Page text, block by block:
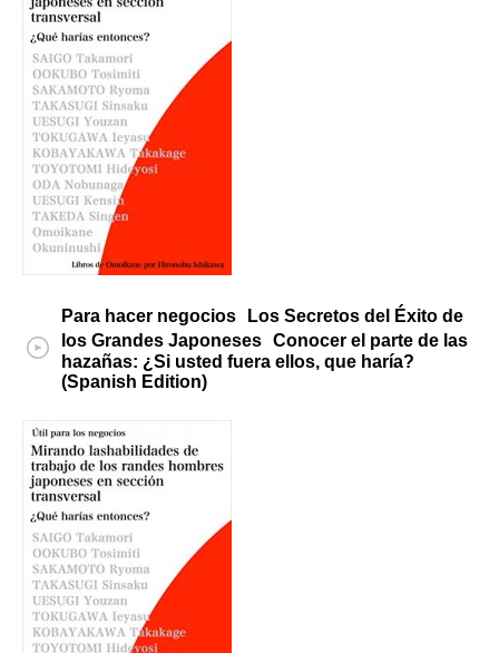
Para hacer negocios Los Secretos del Éxito de
los Grandes Japoneses Conocer el parte de las
hazañas: ¿Si usted fuera ellos, que haría?
(Spanish Edition)